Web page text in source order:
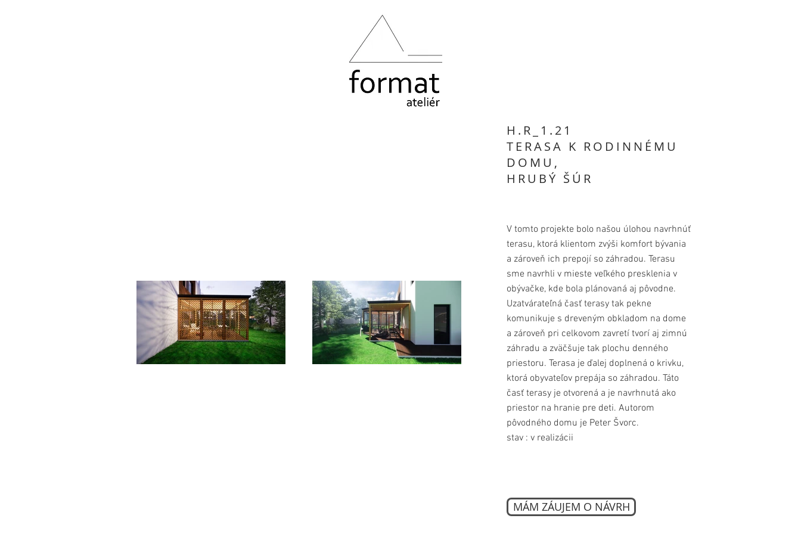
H.R_1.21
TERASA K RODINNÉMU
DOMU,
HRUBÝ ŠÚR
V tomto projekte bolo našou úlohou navrhnúť
terasu, ktorá klientom zvýši komfort bývania
a zároveň ich prepojí so záhradou. Terasu
sme navrhli v mieste veľkého presklenia v
obývačke, kde bola plánovaná aj pôvodne.
Uzatvárateľná časť terasy tak pekne
komunikuje s dreveným obkladom na dome
a zároveň pri celkovom zavretí tvorí aj zimnú
záhradu a zväčšuje tak plochu denného
priestoru. Terasa je ďalej doplnená o krivku,
ktorá obyvateľov prepája so záhradou. Táto
časť terasy je otvorená a je navrhnutá ako
priestor na hranie pre deti. Autorom
pôvodného domu je Peter Švorc.
stav : v realizácii
MÁM ZÁUJEM O NÁVRH